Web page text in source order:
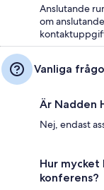
Anslutande
om
Vanliga
Är Nadden
Nej, endast
Hur
konferens?